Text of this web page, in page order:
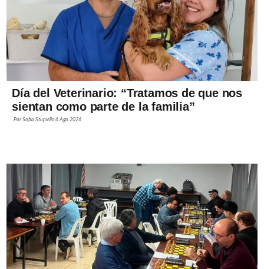
Día del Veterinario: “Tratamos de que nos
sientan como parte de la familia”
PorSofía Stupiello6 Ago 2026